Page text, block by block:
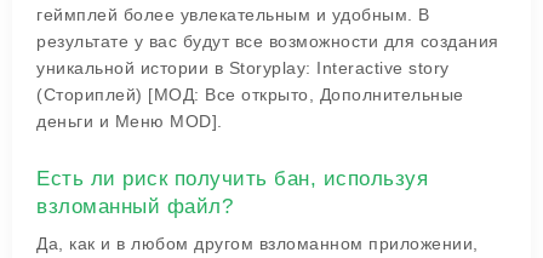
геймплей более увлекательным и удобным. В
результате у вас будут все возможности для создания
уникальной истории в Storyplay: Interactive story
(Сториплей) [МОД: Все открыто, Дополнительные
деньги и Меню MOD].
Есть ли риск получить бан, используя
взломанный файл?
Да, как и в любом другом взломанном приложении,